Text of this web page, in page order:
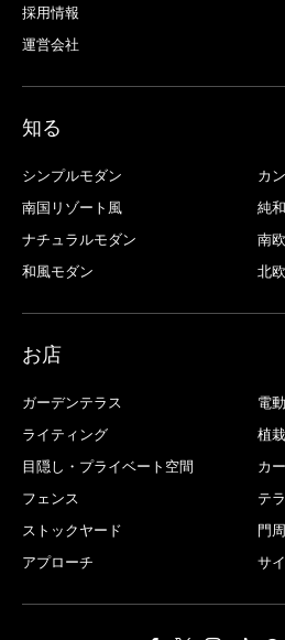
採用情報
運営会社
知る
シンプルモダン
カ
南国リゾート風
純
ナチュラルモダン
南
和風モダン
北
お店
ガーデンテラス
電
ライティング
植栽
目隠し・プライベート空間
カ
フェンス
テ
ストックヤード
門
アプローチ
サ